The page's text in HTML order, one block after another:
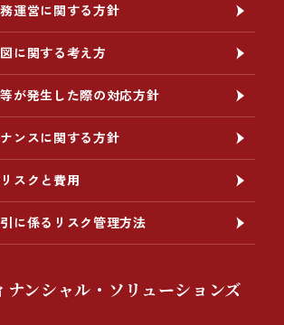
運営に関する方針
に関する考え方
が発生した際の対応方針
ンスに関する方針
スクと費用
に係るリスク管理方法
ナンシャル・ソリューションズ